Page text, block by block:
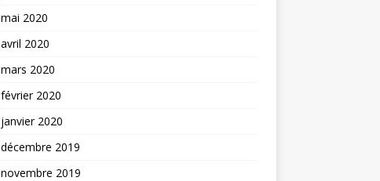
mai 2020
avril 2020
mars 2020
février 2020
janvier 2020
décembre 2019
novembre 2019